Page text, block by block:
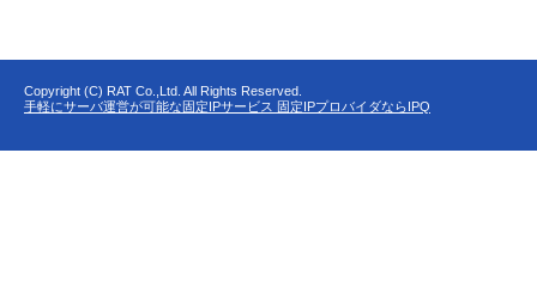
Copyright (C) RAT Co.,Ltd. All Rights Reserved.
手軽にサーバ運営が可能な固定IPサービス 固定IPプロバイダならIPQ